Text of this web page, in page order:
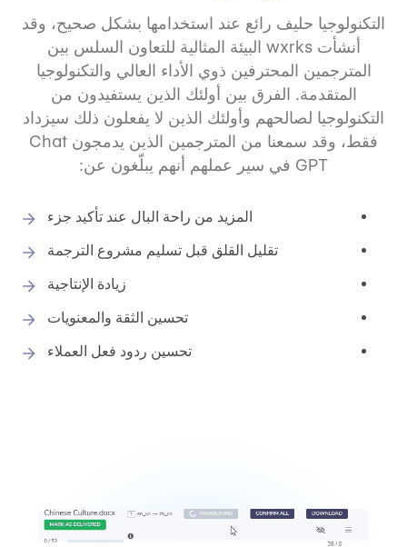
التكنولوجيا حليف رائع عند استخدامها بشكل صحيح، وقد
أنشأت wxrks البيئة المثالية للتعاون السلس بين
المترجمين المحترفين ذوي الأداء العالي والتكنولوجيا
المتقدمة. الفرق بين أولئك الذين يستفيدون من
التكنولوجيا لصالحهم وأولئك الذين لا يفعلون ذلك سيزداد
فقط، وقد سمعنا من المترجمين الذين يدمجون Chat
GPT في سير عملهم أنهم يبلّغون عن:
المزيد من راحة البال عند تأكيد جزء
تقليل القلق قبل تسليم مشروع الترجمة
زيادة الإنتاجية
تحسين الثقة والمعنويات
تحسين ردود فعل العملاء